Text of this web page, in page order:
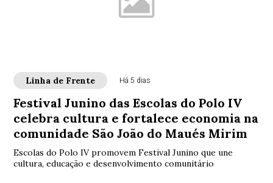
Linha de Frente Há 5 dias
Festival Junino das Escolas do Polo IV
celebra cultura e fortalece economia na
comunidade São João do Maués Mirim
Escolas do Polo IV promovem Festival Junino que une
cultura, educação e desenvolvimento comunitário